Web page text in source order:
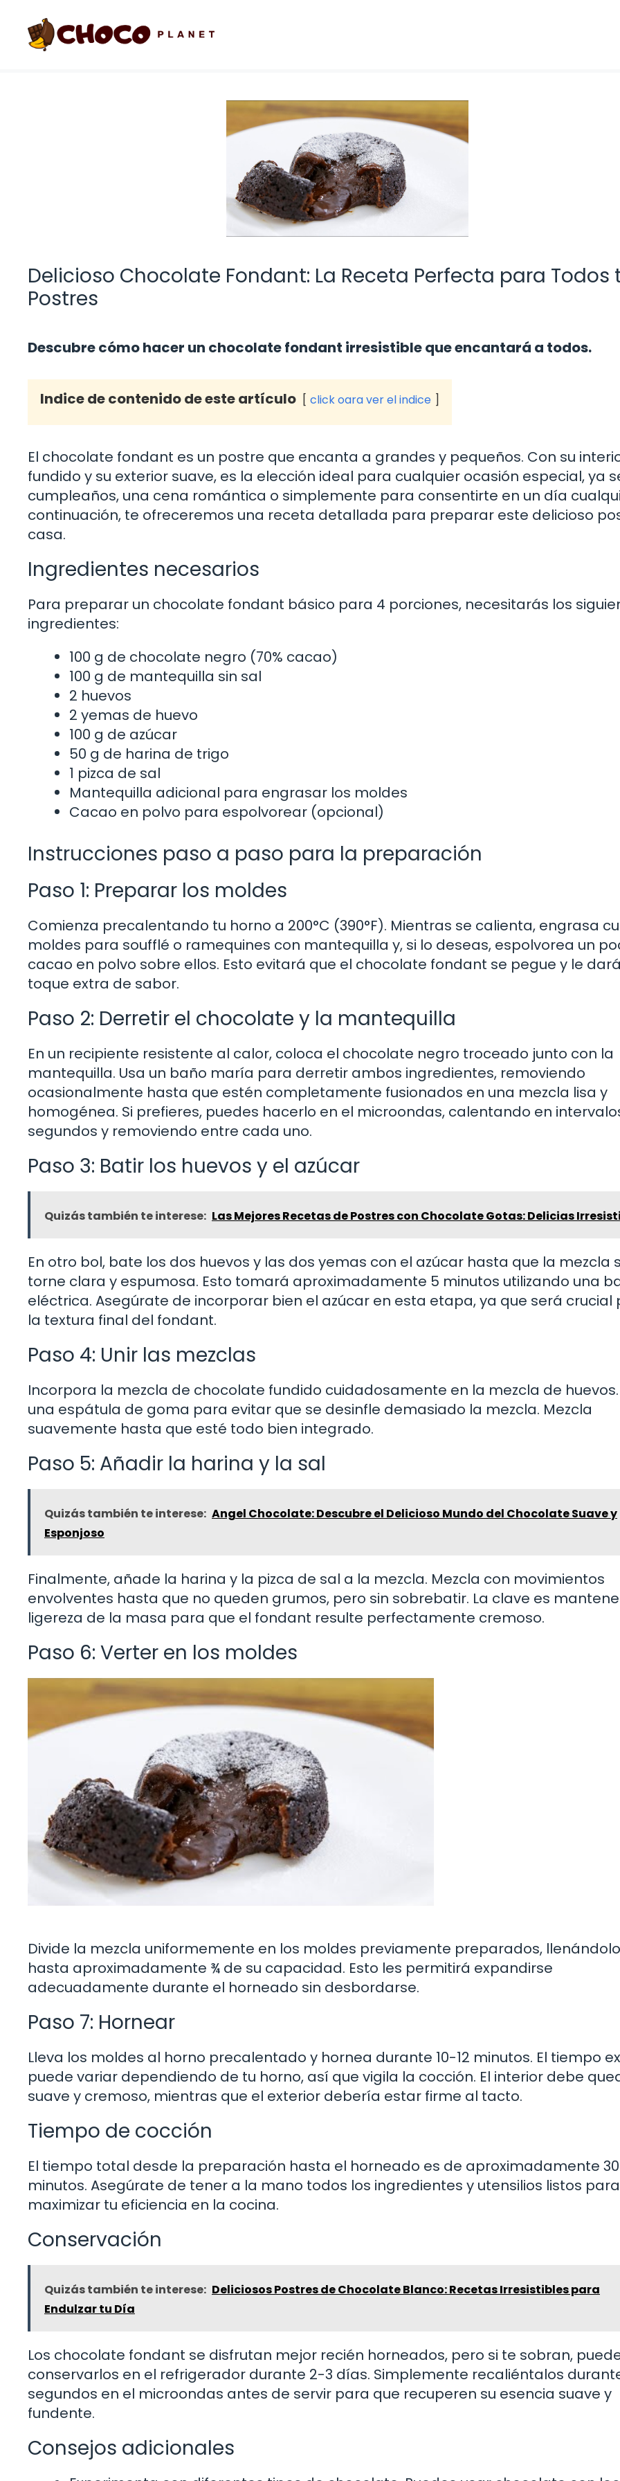
contenido
Delicioso Chocolate Fondant: La Receta Perfecta para Todos
Postres
Descubre cómo hacer un chocolate fondant irresistible que encantará a todos.
Indice de contenido de este artículo click oara ver el indice
El chocolate fondant es un postre que encanta a grandes y pequeños. Con su
fundido y su exterior suave, es la elección ideal para cualquier ocasión especial, ya
cumpleaños, una cena romántica o simplemente para consentirte en un día
continuación, te ofreceremos una receta detallada para preparar este delicioso
casa.
Ingredientes necesarios
Para preparar un chocolate fondant básico para 4 porciones, necesitarás los
ingredientes:
100 g de chocolate negro (70% cacao)
100 g de mantequilla sin sal
2 huevos
2 yemas de huevo
100 g de azúcar
50 g de harina de trigo
1 pizca de sal
Mantequilla adicional para engrasar los moldes
Cacao en polvo para espolvorear (opcional)
Instrucciones paso a paso para la preparación
Paso 1: Preparar los moldes
Comienza precalentando tu horno a 200°C (390°F). Mientras se calienta, engrasa
moldes para soufflé o ramequines con mantequilla y, si lo deseas, espolvorea un
cacao en polvo sobre ellos. Esto evitará que el chocolate fondant se pegue y le
toque extra de sabor.
Paso 2: Derretir el chocolate y la mantequilla
En un recipiente resistente al calor, coloca el chocolate negro troceado junto con la
mantequilla. Usa un baño maría para derretir ambos ingredientes, removiendo
ocasionalmente hasta que estén completamente fusionados en una mezcla lisa y
homogénea. Si prefieres, puedes hacerlo en el microondas, calentando en
segundos y removiendo entre cada uno.
Paso 3: Batir los huevos y el azúcar
Quizás también te interese: Las Mejores Recetas de Postres con Chocolate Gotas: Delicias
En otro bol, bate los dos huevos y las dos yemas con el azúcar hasta que la mezcla
torne clara y espumosa. Esto tomará aproximadamente 5 minutos utilizando una
eléctrica. Asegúrate de incorporar bien el azúcar en esta etapa, ya que será crucial
la textura final del fondant.
Paso 4: Unir las mezclas
Incorpora la mezcla de chocolate fundido cuidadosamente en la mezcla de huevos.
una espátula de goma para evitar que se desinfle demasiado la mezcla. Mezcla
suavemente hasta que esté todo bien integrado.
Paso 5: Añadir la harina y la sal
Quizás también te interese: Angel Chocolate: Descubre el Delicioso Mundo del Chocolate Suave y
Esponjoso
Finalmente, añade la harina y la pizca de sal a la mezcla. Mezcla con movimientos
envolventes hasta que no queden grumos, pero sin sobrebatir. La clave es
ligereza de la masa para que el fondant resulte perfectamente cremoso.
Paso 6: Verter en los moldes
Divide la mezcla uniformemente en los moldes previamente preparados,
hasta aproximadamente ¾ de su capacidad. Esto les permitirá expandirse
adecuadamente durante el horneado sin desbordarse.
Paso 7: Hornear
Lleva los moldes al horno precalentado y hornea durante 10-12 minutos. El tiempo
puede variar dependiendo de tu horno, así que vigila la cocción. El interior debe
suave y cremoso, mientras que el exterior debería estar firme al tacto.
Tiempo de cocción
El tiempo total desde la preparación hasta el horneado es de aproximadamente
minutos. Asegúrate de tener a la mano todos los ingredientes y utensilios listos para
maximizar tu eficiencia en la cocina.
Conservación
Quizás también te interese: Deliciosos Postres de Chocolate Blanco: Recetas Irresistibles para
Endulzar tu Día
Los chocolate fondant se disfrutan mejor recién horneados, pero si te sobran,
conservarlos en el refrigerador durante 2-3 días. Simplemente recaliéntalos
segundos en el microondas antes de servir para que recuperen su esencia suave y
fundente.
Consejos adicionales